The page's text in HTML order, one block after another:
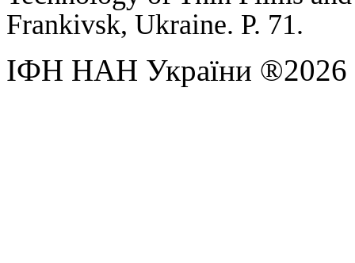
Frankivsk, Ukraine. P. 71.
ІФН НАН України ®2026